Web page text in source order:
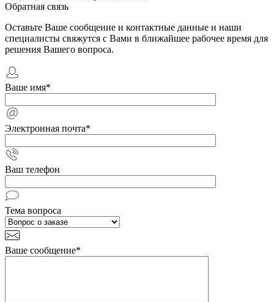
Обратная связь
Оставьте Ваше сообщение и контактные данные и наши
специалисты свяжутся с Вами в ближайшее рабочее время для
решения Вашего вопроса.
Ваше имя*
Электронная почта*
Ваш телефон
Тема вопроса
Ваше сообщение*